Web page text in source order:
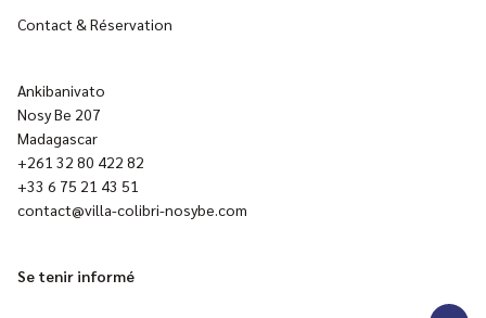
Contact & Réservation
Ankibanivato
Nosy Be 207
Madagascar
+261 32 80 422 82
+33 6 75 21 43 51
contact@villa-colibri-nosybe.com
Se tenir informé